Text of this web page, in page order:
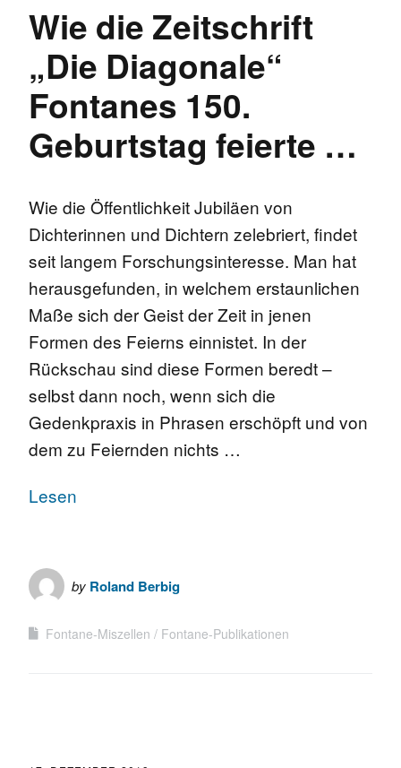
Wie die Zeitschrift
„Die Diagonale“
Fontanes 150.
Geburtstag feierte …
Wie die Öffentlichkeit Jubiläen von
Dichterinnen und Dichtern zelebriert, findet
seit langem Forschungsinteresse. Man hat
herausgefunden, in welchem erstaunlichen
Maße sich der Geist der Zeit in jenen
Formen des Feierns einnistet. In der
Rückschau sind diese Formen beredt –
selbst dann noch, wenn sich die
Gedenkpraxis in Phrasen erschöpft und von
dem zu Feiernden nichts …
Lesen
by Roland Berbig
Fontane-Miszellen Fontane-Publikationen